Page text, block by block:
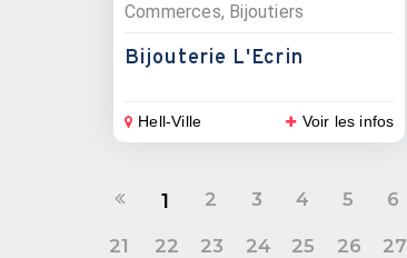
Commerces, Bijoutiers
Bijouterie L'Ecrin
Hell-Ville Voir les infos
1 2 3 4 5 6
21 22 23 24 25 26 27